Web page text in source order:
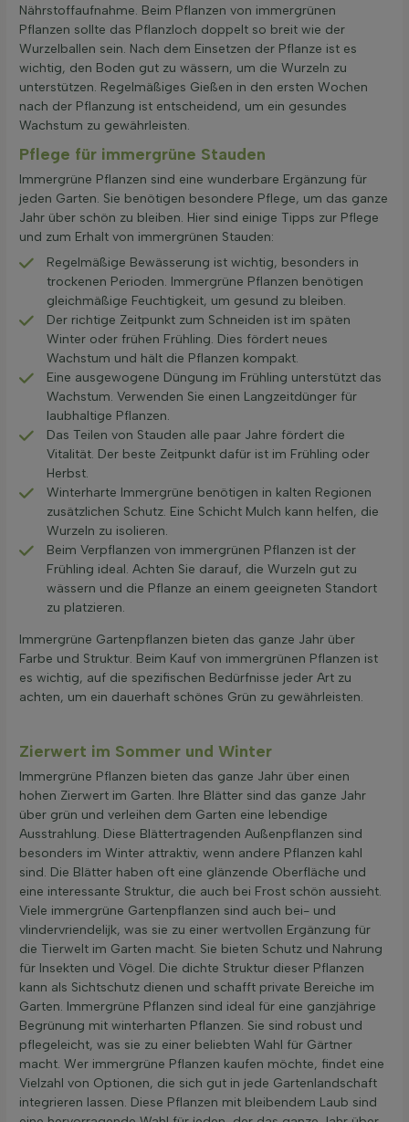
Nährstoffaufnahme. Beim Pflanzen von immergrünen
Pflanzen sollte das Pflanzloch doppelt so breit wie der
Wurzelballen sein. Nach dem Einsetzen der Pflanze ist es
wichtig, den Boden gut zu wässern, um die Wurzeln zu
unterstützen. Regelmäßiges Gießen in den ersten Wochen
nach der Pflanzung ist entscheidend, um ein gesundes
Wachstum zu gewährleisten.
Pflege für immergrüne Stauden
Immergrüne Pflanzen sind eine wunderbare Ergänzung für
jeden Garten. Sie benötigen besondere Pflege, um das ganze
Jahr über schön zu bleiben. Hier sind einige Tipps zur Pflege
und zum Erhalt von immergrünen Stauden:
Regelmäßige Bewässerung ist wichtig, besonders in
trockenen Perioden. Immergrüne Pflanzen benötigen
gleichmäßige Feuchtigkeit, um gesund zu bleiben.
Der richtige Zeitpunkt zum Schneiden ist im späten
Winter oder frühen Frühling. Dies fördert neues
Wachstum und hält die Pflanzen kompakt.
Eine ausgewogene Düngung im Frühling unterstützt das
Wachstum. Verwenden Sie einen Langzeitdünger für
laubhaltige Pflanzen.
Das Teilen von Stauden alle paar Jahre fördert die
Vitalität. Der beste Zeitpunkt dafür ist im Frühling oder
Herbst.
Winterharte Immergrüne benötigen in kalten Regionen
zusätzlichen Schutz. Eine Schicht Mulch kann helfen, die
Wurzeln zu isolieren.
Beim Verpflanzen von immergrünen Pflanzen ist der
Frühling ideal. Achten Sie darauf, die Wurzeln gut zu
wässern und die Pflanze an einem geeigneten Standort
zu platzieren.
Immergrüne Gartenpflanzen bieten das ganze Jahr über
Farbe und Struktur. Beim Kauf von immergrünen Pflanzen ist
es wichtig, auf die spezifischen Bedürfnisse jeder Art zu
achten, um ein dauerhaft schönes Grün zu gewährleisten.
Zierwert im Sommer und Winter
Immergrüne Pflanzen bieten das ganze Jahr über einen
hohen Zierwert im Garten. Ihre Blätter sind das ganze Jahr
über grün und verleihen dem Garten eine lebendige
Ausstrahlung. Diese Blättertragenden Außenpflanzen sind
besonders im Winter attraktiv, wenn andere Pflanzen kahl
sind. Die Blätter haben oft eine glänzende Oberfläche und
eine interessante Struktur, die auch bei Frost schön aussieht.
Viele immergrüne Gartenpflanzen sind auch bei- und
vlindervriendelijk, was sie zu einer wertvollen Ergänzung für
die Tierwelt im Garten macht. Sie bieten Schutz und Nahrung
für Insekten und Vögel. Die dichte Struktur dieser Pflanzen
kann als Sichtschutz dienen und schafft private Bereiche im
Garten. Immergrüne Pflanzen sind ideal für eine ganzjährige
Begrünung mit winterharten Pflanzen. Sie sind robust und
pflegeleicht, was sie zu einer beliebten Wahl für Gärtner
macht. Wer immergrüne Pflanzen kaufen möchte, findet eine
Vielzahl von Optionen, die sich gut in jede Gartenlandschaft
integrieren lassen. Diese Pflanzen mit bleibendem Laub sind